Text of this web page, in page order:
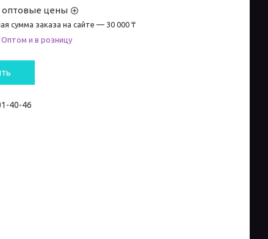
оптовые цены
сумма заказа на сайте — 30 000 ₸
Оптом и в розницу
40-46